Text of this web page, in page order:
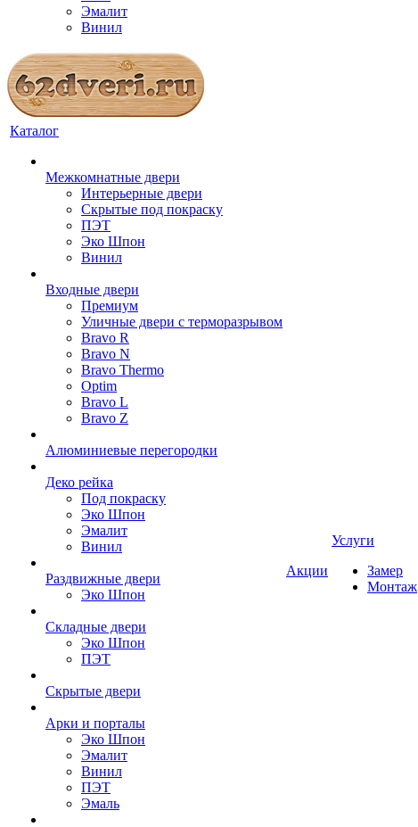
Эмалит
Винил
Каталог
Межкомнатные двери
Интерьерные двери
Скрытые под покраску
ПЭТ
Эко Шпон
Винил
Входные двери
Премиум
Уличные двери с терморазрывом
Bravo R
Bravo N
Bravo Thermo
Optim
Bravo L
Bravo Z
Алюминиевые перегородки
Деко рейка
Под покраску
Эко Шпон
Эмалит
Винил
Раздвижные двери
Эко Шпон
Складные двери
Эко Шпон
ПЭТ
Скрытые двери
Арки и порталы
Эко Шпон
Эмалит
Винил
ПЭТ
Эмаль
Акции
Услуги
Замер
Монтаж